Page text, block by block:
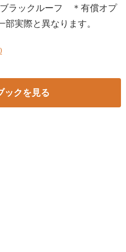
ブラックルーフ ＊有償オプ
実際と異なります。
ックを見る